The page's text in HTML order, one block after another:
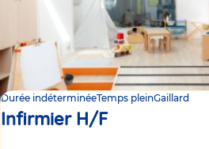
Durée indéterminéeTemps pleinGaillard
Infirmier H/F